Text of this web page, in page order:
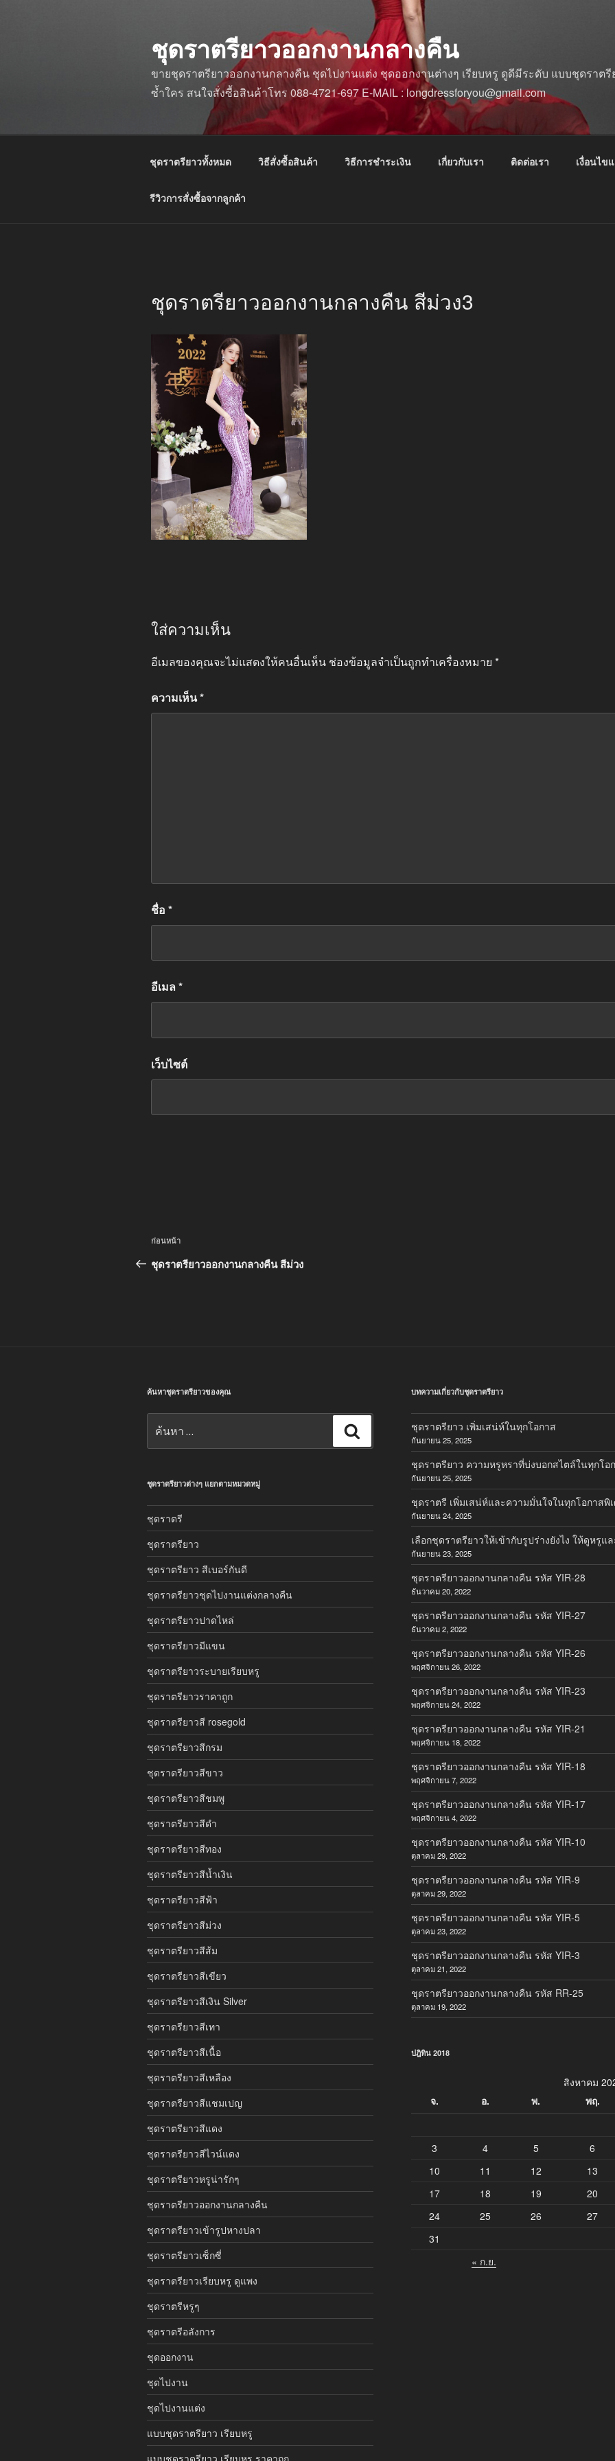
ชุดราตรียาวออกงานกลางคืน
ขายชุดราตรียาวออกงานกลางคืน ชุดไปงานแต่ง ชุดออกงานต่างๆ เรียบหรู ดูดีมีระดับ แบบชุดราต
ซ้ำใคร สนใจสั่งซื้อสินค้าโทร 088-4721-697 E-MAIL : longdressforyou@gmail.com
ชุดราตรียาวทั้งหมด วิธีสั่งซื้อสินค้า วิธีการชำระเงิน เกี่ยวกับเรา ติดต่อเรา เงื่อนไข
รีวิวการสั่งซื้อจากลูกค้า
ชุดราตรียาวออกงานกลางคืน สีม่วง3
ใส่ความเห็น
อีเมลของคุณจะไม่แสดงให้คนอื่นเห็น ช่องข้อมูลจำเป็นถูกทำเครื่องหมาย *
ความเห็น*
ชื่อ *
อีเมล*
เว็บไซต์
แนะแนว
เรื่อง
เรื่อง
ก่อน
ก่อนหน้า
ชุดราตรียาวออกงานกลางคืน สีม่วง
ค้นหาชุดราตรียาวของคุณ
ชุดราตรียาวต่างๆ แยกตามหมวดหมู่
ชุดราตรี
ชุดราตรียาว
ชุดราตรียาว สีเบอร์กันดี
ชุดราตรียาวชุดไปงานแต่งกลางคืน
ชุดราตรียาวปาดไหล่
ชุดราตรียาวมีแขน
ชุดราตรียาวระบายเรียบหรู
ชุดราตรียาวราคาถูก
ชุดราตรียาวสี rosegold
ชุดราตรียาวสีกรม
ชุดราตรียาวสีขาว
ชุดราตรียาวสีชมพู
ชุดราตรียาวสีดำ
ชุดราตรียาวสีทอง
ชุดราตรียาวสีน้ำเงิน
ชุดราตรียาวสีฟ้า
ชุดราตรียาวสีม่วง
ชุดราตรียาวสีส้ม
ชุดราตรียาวสีเขียว
ชุดราตรียาวสีเงิน Silver
ชุดราตรียาวสีเทา
ชุดราตรียาวสีเนื้อ
ชุดราตรียาวสีเหลือง
ชุดราตรียาวสีแชมเปญ
ชุดราตรียาวสีแดง
ชุดราตรียาวสีไวน์แดง
ชุดราตรียาวหรูน่ารักๆ
ชุดราตรียาวออกงานกลางคืน
ชุดราตรียาวเข้ารูปหางปลา
ชุดราตรียาวเซ็กซี่
ชุดราตรียาวเรียบหรู ดูแพง
ชุดราตรีหรูๆ
ชุดราตรีอลังการ
ชุดออกงาน
ชุดไปงาน
ชุดไปงานแต่ง
แบบชุดราตรียาว เรียบหรู
บทความเกี่ยวกับชุดราตรียาว
ชุดราตรียาว เพิ่มเสน่ห์ในทุกโอกาส
กันยายน 25, 2025
ชุดราตรียาว ความหรูหราที่บ่งบอกสไตล์ในทุกโอ
กันยายน 25, 2025
ชุดราตรี เพิ่มเสน่ห์และความมั่นใจในทุกโอกาสพิ
กันยายน 24, 2025
เลือกชุดราตรียาวให้เข้ากับรูปร่างยังไง ให้ดูหรูแ
กันยายน 23, 2025
ชุดราตรียาวออกงานกลางคืน รหัส YIR-28
ธันวาคม 20, 2022
ชุดราตรียาวออกงานกลางคืน รหัส YIR-27
ธันวาคม 2, 2022
ชุดราตรียาวออกงานกลางคืน รหัส YIR-26
พฤศจิกายน 26, 2022
ชุดราตรียาวออกงานกลางคืน รหัส YIR-23
พฤศจิกายน 24, 2022
ชุดราตรียาวออกงานกลางคืน รหัส YIR-21
พฤศจิกายน 18, 2022
ชุดราตรียาวออกงานกลางคืน รหัส YIR-18
พฤศจิกายน 7, 2022
ชุดราตรียาวออกงานกลางคืน รหัส YIR-17
พฤศจิกายน 4, 2022
ชุดราตรียาวออกงานกลางคืน รหัส YIR-10
ตุลาคม 29, 2022
ชุดราตรียาวออกงานกลางคืน รหัส YIR-9
ตุลาคม 29, 2022
ชุดราตรียาวออกงานกลางคืน รหัส YIR-5
ตุลาคม 23, 2022
ชุดราตรียาวออกงานกลางคืน รหัส YIR-3
ตุลาคม 21, 2022
ชุดราตรียาวออกงานกลางคืน รหัส RR-25
ตุลาคม 19, 2022
ปฎิทิน 2018
สิงหาคม
จ.
อ. พ. พฤ.
3
4 5 6
10
11 12 13
17
18 19 20
24
25 26 27
31
« ก.ย.